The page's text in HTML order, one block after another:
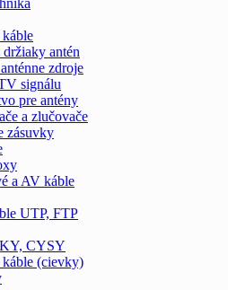
antén
zdroje
signálu
pre antény
a zlučovače
zásuvky
a AV káble
UTP, FTP
CYSY
(cievky)